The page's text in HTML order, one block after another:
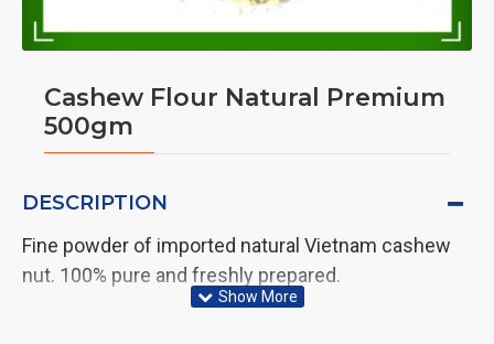
Cashew Flour Natural Premium
500gm
DESCRIPTION
Fine powder of imported natural Vietnam cashew
nut. 100% pure and freshly prepared.